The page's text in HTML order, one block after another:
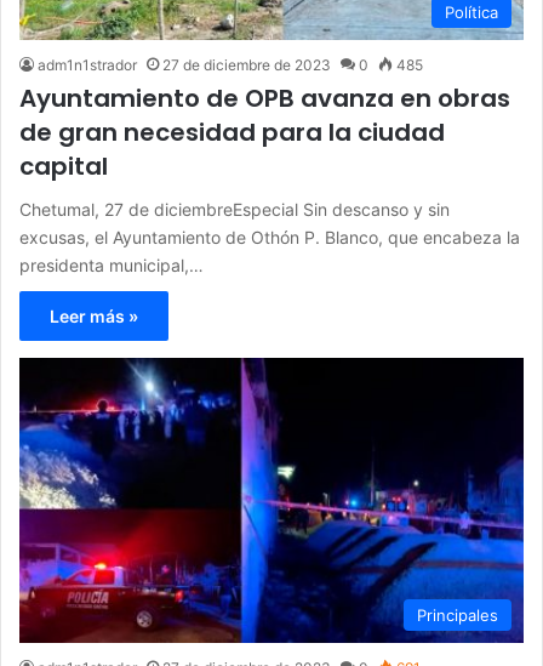
Política
adm1n1strador 27 de diciembre de 2023 0 485
Ayuntamiento de OPB avanza en obras
de gran necesidad para la ciudad
capital
Chetumal, 27 de diciembreEspecial Sin descanso y sin
excusas, el Ayuntamiento de Othón P. Blanco, que encabeza la
presidenta municipal,…
Leer más »
Principales